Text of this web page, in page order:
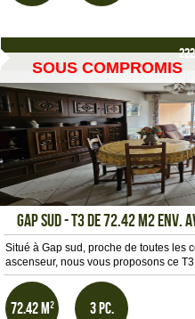
SOUS COMPROMIS
GAP SUD - T3 DE 72.42 m2 env.
Situé à Gap sud, proche de toutes les
ascenseur, nous vous proposons ce
72.42 m² 3 pc.